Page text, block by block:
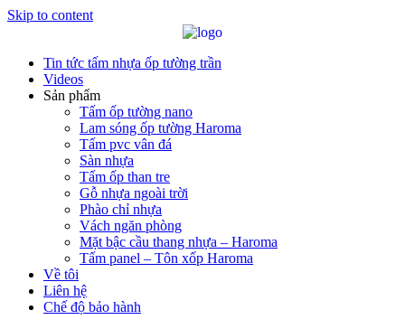
Skip to content
Tin tức tấm nhựa ốp tường trần
Videos
Sản phẩm
Tấm ốp tường nano
Lam sóng ốp tường Haroma
Tấm pvc vân đá
Sàn nhựa
Tấm ốp than tre
Gỗ nhựa ngoài trời
Phào chỉ nhựa
Vách ngăn phòng
Mặt bậc cầu thang nhựa – Haroma
Tấm panel – Tôn xốp Haroma
Về tôi
Liên hệ
Chế độ bảo hành